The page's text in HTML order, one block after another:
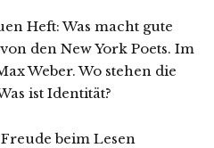
Heft: Was macht gute
den New York Poets. Im
Weber. Wo stehen die
ist Identität?
beim Lesen